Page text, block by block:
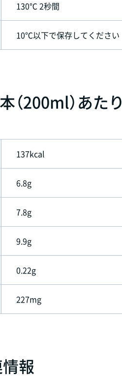
130℃ 2秒間
10℃以下で保存してください
（200ml）あたり
137kcal
6.8g
7.8g
9.9g
0.22g
227mg
報